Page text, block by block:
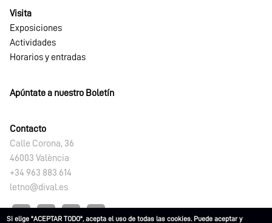
Visita
Exposiciones
Actividades
Horarios y entradas
Apúntate a nuestro Boletín
Contacto
Calle Corona, 36
46003 València
+34 963 883 614
letno@dival.es
Si elige "ACEPTAR TODO", acepta el uso de todas las cookies. Puede aceptar y